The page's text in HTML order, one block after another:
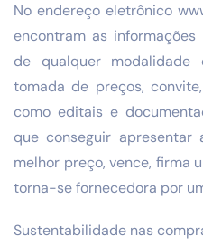
No endereço eletrônico
encontram as
de qualquer modalidade
tomada de preços,
como editais e
que conseguir
melhor preço, vence, firma
torna-se fornecedora por
Sustentabilidade nas